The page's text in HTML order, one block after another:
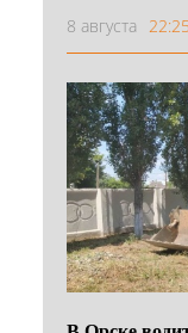
8 августа 22:25